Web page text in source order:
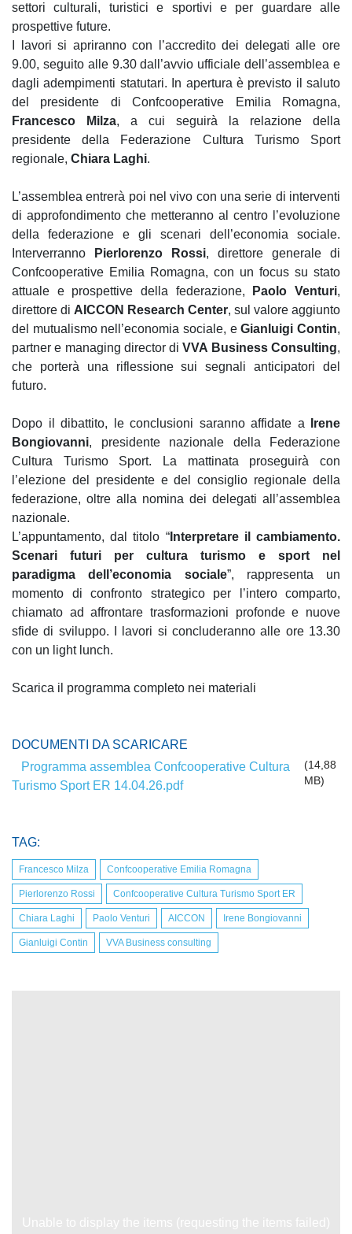
settori culturali, turistici e sportivi e per guardare alle
prospettive future.
I lavori si apriranno con l’accredito dei delegati alle ore
9.00, seguito alle 9.30 dall’avvio ufficiale dell’assemblea e
dagli adempimenti statutari. In apertura è previsto il saluto
del presidente di Confcooperative Emilia Romagna,
Francesco Milza, a cui seguirà la relazione della
presidente della Federazione Cultura Turismo Sport
regionale, Chiara Laghi.
L’assemblea entrerà poi nel vivo con una serie di interventi
di approfondimento che metteranno al centro l’evoluzione
della federazione e gli scenari dell’economia sociale.
Interverranno
Pierlorenzo Rossi, direttore generale di
Confcooperative Emilia Romagna, con un focus su stato
attuale e prospettive della federazione,
Paolo Venturi,
direttore di AICCON Research Center, sul valore aggiunto
del mutualismo nell’economia sociale, eGianluigi Contin,
partner e managing director diVVA Business Consulting,
che porterà una riflessione sui segnali anticipatori del
futuro.
Dopo il dibattito, le conclusioni saranno affidate a
Irene
Bongiovanni, presidente nazionale della Federazione
Cultura Turismo Sport. La mattinata proseguirà con
l’elezione del presidente e del consiglio regionale della
federazione, oltre alla nomina dei delegati all’assemblea
nazionale.
L’appuntamento, dal titolo “Interpretare il cambiamento.
Scenari futuri per cultura turismo e sport nel
paradigma dell’economia sociale”, rappresenta un
momento di confronto strategico per l’intero comparto,
chiamato ad affrontare trasformazioni profonde e nuove
sfide di sviluppo. I lavori si concluderanno alle ore 13.30
con un light lunch.
Scarica il programma completo nei materiali
DOCUMENTI DA SCARICARE
Programma assemblea Confcooperative Cultura
Turismo Sport ER 14.04.26.pdf
(14,88
MB)
TAG:
Francesco Milza Confcooperative Emilia Romagna
Pierlorenzo Rossi Confcooperative Cultura Turismo Sport ER
Chiara Laghi Paolo Venturi AICCON Irene Bongiovanni
Gianluigi Contin VVA Business consulting